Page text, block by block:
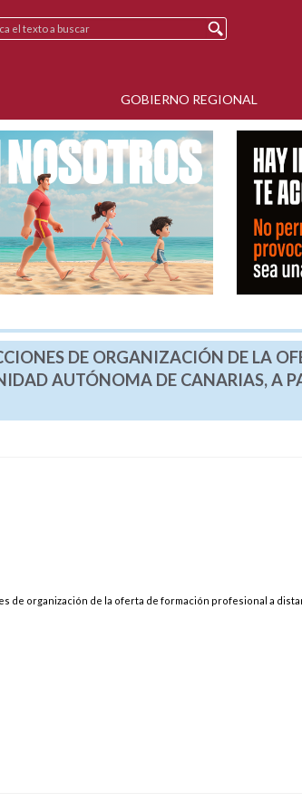
GOBIERNO REGIONAL
DE ORGANIZACIÓN DE LA
AUTÓNOMA DE CANARIAS, A
de organización de la oferta de formación profesional a